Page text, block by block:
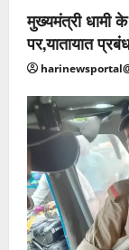
मुख्यमंत्री धामी
पर,यातायात